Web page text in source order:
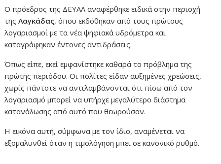
Ο πρόεδρος της ΔΕΥΑΛ αναφέρθηκε ειδικά στην περιοχή
τηςΛαγκάδας, όπου εκδόθηκαν από τους πρώτους
λογαριασμοί με τα νέα ψηφιακά υδρόμετρα και
καταγράφηκαν έντονες αντιδράσεις.
Όπως είπε, εκεί εμφανίστηκε καθαρά το πρόβλημα της
πρώτης περιόδου. Οι πολίτες είδαν αυξημένες χρεώσεις,
χωρίς πάντοτε να αντιλαμβάνονται ότι πίσω από τον
λογαριασμό μπορεί να υπήρχε μεγαλύτερο διάστημα
κατανάλωσης από αυτό που θεωρούσαν.
Η εικόνα αυτή, σύμφωνα με τον ίδιο, αναμένεται να
εξομαλυνθεί όταν η τιμολόγηση μπει σε κανονικό ρυθμό.